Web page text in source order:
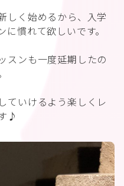
しく始めるから、入学
慣れて欲しいです。
スンも一度延期したの
ていけるよう楽しくレ
♪